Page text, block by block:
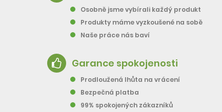
Osobně jsme vybírali každý produkt
Produkty máme vyzkoušené na sobě
Naše práce nás baví
Garance spokojenosti
Prodloužená lhůta na vrácení
Bezpečná platba
99% spokojených zákazníků